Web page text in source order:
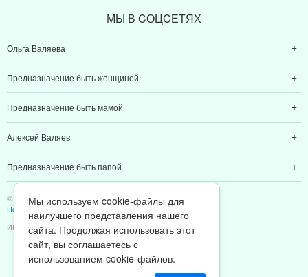
МЫ В CОЦCЕТЯХ
Ольга Валяева
Предназначение быть женщиной
Предназначение быть мамой
Алексей Валяев
Предназначение быть папой
© 2011-2026 Предназначение быть Женщиной
Политика конфиденциальности
ИП Валяев А. В. | ИНН 380111808709
Мы используем cookie-файлы для
наилучшего представления нашего
сайта. Продолжая использовать этот
сайт, вы соглашаетесь с
использованием cookie-файлов.